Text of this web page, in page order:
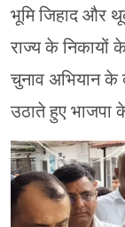
भूमि जिहाद और
राज्य के निकायों
चुनाव अभियान के
उठाते हुए भाजपा